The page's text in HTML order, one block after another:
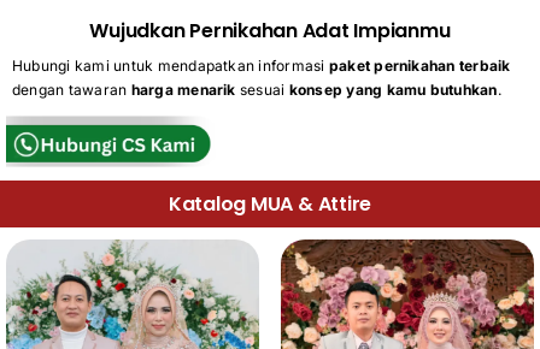
Wujudkan Pernikahan Adat Impianmu
Hubungi kami untuk mendapatkan informasi paket pernikahan terbaik
dengan tawaran harga menarik sesuai konsep yang kamu butuhkan.
Katalog MUA & Attire